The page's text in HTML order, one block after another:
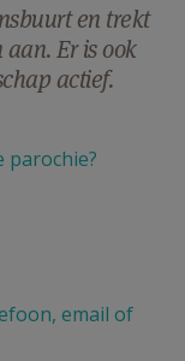
en trekt
Er is ook
actief.
parochie?
email of